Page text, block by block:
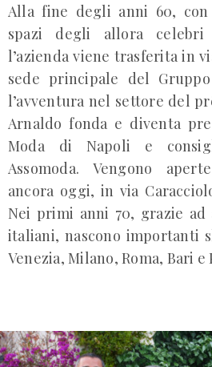
Alla fine degli anni 60, con
spazi degli allora celebri
l’azienda viene trasferita in
sede principale del
l’avventura nel settore del
Arnaldo fonda e diventa
Moda di Napoli e
Assomoda. Vengono
ancora oggi, in via
Nei primi anni 70, grazie
italiani, nascono importanti
Venezia, Milano, Roma, Bari e